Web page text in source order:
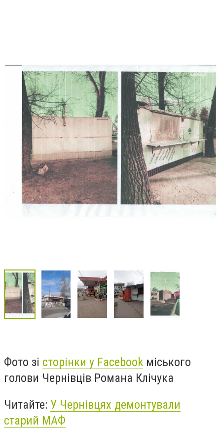
Фото зі сторінки у Facebook міського
голови Чернівців Романа Клічука
Читайте: У Чернівцях демонтували
старий МАФ